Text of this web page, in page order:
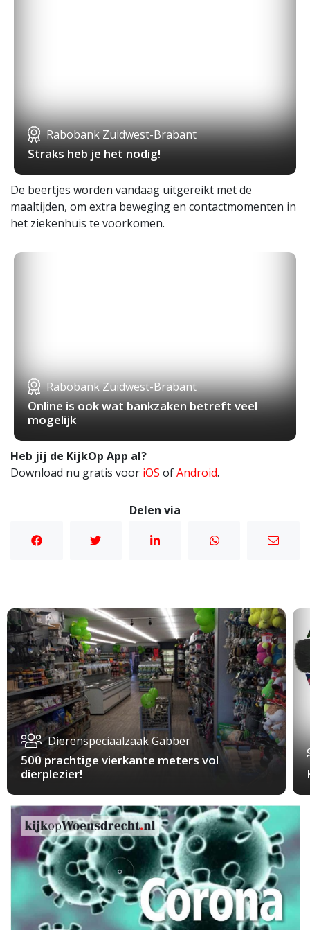
Rabobank Zuidwest-Brabant
Straks heb je het nodig!
De beertjes worden vandaag uitgereikt met de
maaltijden, om extra beweging en contactmomenten in
het ziekenhuis te voorkomen.
Rabobank Zuidwest-Brabant
Online is ook wat bankzaken betreft veel
mogelijk
Heb jij de KijkOp App al?
Download nu gratis voor iOS ofAndroid.
Delen via
Dierenspeciaalzaak Gabber
500 prachtige vierkante meters vol
dierplezier!